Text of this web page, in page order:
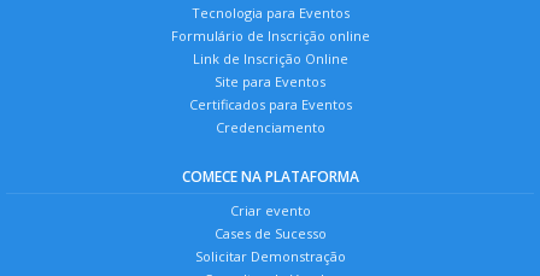
Tecnologia para Eventos
Formulário de Inscrição online
Link de Inscrição Online
Site para Eventos
Certificados para Eventos
Credenciamento
COMECE NA PLATAFORMA
Criar evento
Cases de Sucesso
Solicitar Demonstração